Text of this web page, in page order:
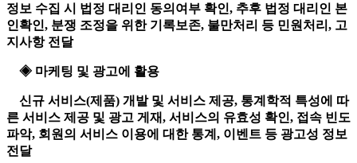
정보 수집 시 법정 대리인 동의여부 확인, 추후 법정 대리인 본
인확인, 분쟁 조정을 위한 기록보존, 불만처리 등 민원처리, 고
지사항 전달
◈ 마케팅 및 광고에 활용
신규 서비스(제품) 개발 및 서비스 제공, 통계학적 특성에 따
른 서비스 제공 및 광고 게재, 서비스의 유효성 확인, 접속 빈도
파악, 회원의 서비스 이용에 대한 통계, 이벤트 등 광고성 정보
전달